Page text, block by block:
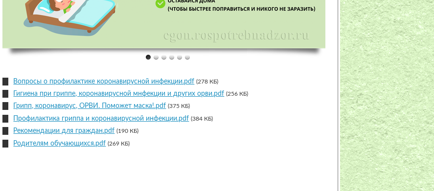
Вопросы о профилактике коронавирусной инфекции.pdf (278 КБ)
Гигиена при гриппе, коронавирусной мнфекции и других орви.pdf (256 КБ)
Грипп, коронавирус, ОРВИ. Поможет маска!.pdf (375 КБ)
Профилактика гриппа и коронавирусной инфекции.pdf (384 КБ)
Рекомендации для граждан.pdf (190 КБ)
Родителям обучающихся.pdf (269 КБ)